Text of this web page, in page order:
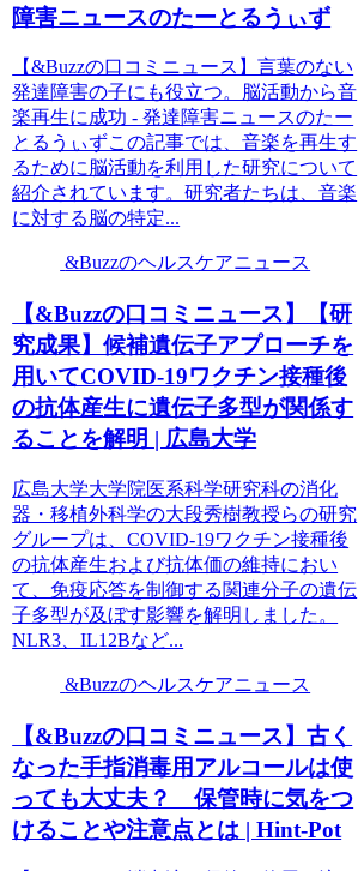
障害ニュースのたーとるうぃず
【&Buzzの口コミニュース】言葉のない
発達障害の子にも役立つ。脳活動から音
楽再生に成功 - 発達障害ニュースのたー
とるうぃずこの記事では、音楽を再生す
るために脳活動を利用した研究について
紹介されています。研究者たちは、音楽
に対する脳の特定...
&Buzzのヘルスケアニュース
【&Buzzの口コミニュース】【研
究成果】候補遺伝子アプローチを
用いてCOVID-19ワクチン接種後
の抗体産生に遺伝子多型が関係す
ることを解明 | 広島大学
広島大学大学院医系科学研究科の消化
器・移植外科学の大段秀樹教授らの研究
グループは、COVID-19ワクチン接種後
の抗体産生および抗体価の維持におい
て、免疫応答を制御する関連分子の遺伝
子多型が及ぼす影響を解明しました。
NLR3、IL12Bなど...
&Buzzのヘルスケアニュース
【&Buzzの口コミニュース】古く
なった手指消毒用アルコールは使
っても大丈夫？ 保管時に気をつ
けることや注意点とは | Hint-Pot